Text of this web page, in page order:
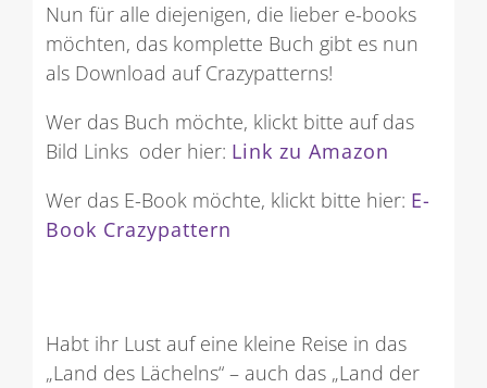
Nun für alle diejenigen, die lieber e-books
möchten, das komplette Buch gibt es nun
als Download auf Crazypatterns!
Wer das Buch möchte, klickt bitte auf das
Bild Links oder hier: Link zu Amazon
Wer das E-Book möchte, klickt bitte hier: E-
Book Crazypattern
Habt ihr Lust auf eine kleine Reise in das
„Land des Lächelns“ – auch das „Land der